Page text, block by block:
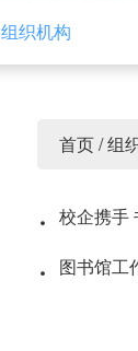
组织机构
首页/组
· 校企携手
· 图书馆工